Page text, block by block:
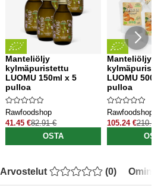
Manteliöljy
kylmäpuristettu
LUOMU 150ml x 5
pulloa
Rawfoodshop
41.45 €82.91 €
OSTA
Manteliöljy
LUOMU
pulloa
Rawfoodshop
105.24 €
Arvostelut (0)